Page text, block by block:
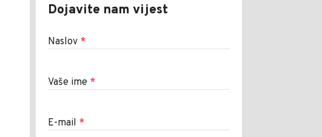
Dojavite nam vijest
Naslov *
Vaše ime *
E-mail *